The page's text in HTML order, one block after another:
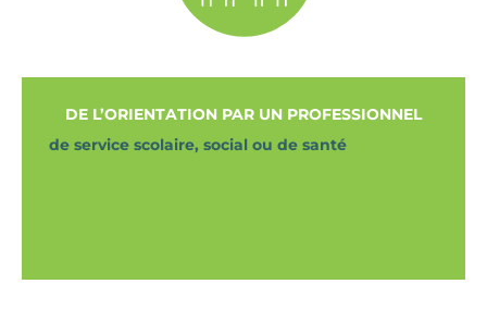
DE L’ORIENTATION PAR UN PROFESSIONNEL
de service scolaire, social ou de santé